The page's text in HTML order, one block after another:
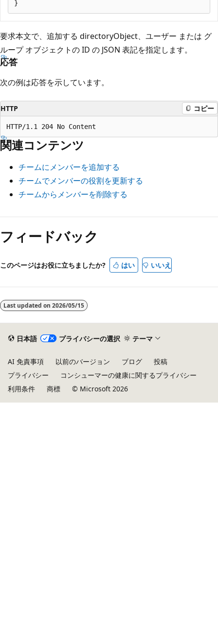
要求本文で、追加する directoryObject、ユーザー または グ
ループ オブジェクトの ID の JSON 表記を指定します。
応答
次の例は応答を示しています。
HTTP コピー
関連コンテンツ
チームにメンバーを追加する
チームでメンバーの役割を更新する
チームからメンバーを削除する
フィードバック
このページはお役に立ちましたか? はい いいえ
Last updated on 2026/05/15
日本語 プライバシーの選択 テーマ
AI 免責事項 以前のバージョン ブログ
投稿
プライバシー
コンシューマーの健康に関するプライバシー
利用条件
商標 © Microsoft 2026